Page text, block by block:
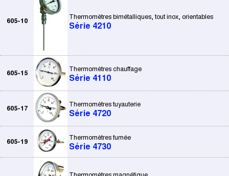
605-10
Thermomètres bimétalliques, tout inox, orientables
Série 4210
605-15
Thermomètres chauffage
Série 4110
605-17
Thermomètres tuyauterie
Série 4720
605-19
Thermomètres fumée
Série 4730